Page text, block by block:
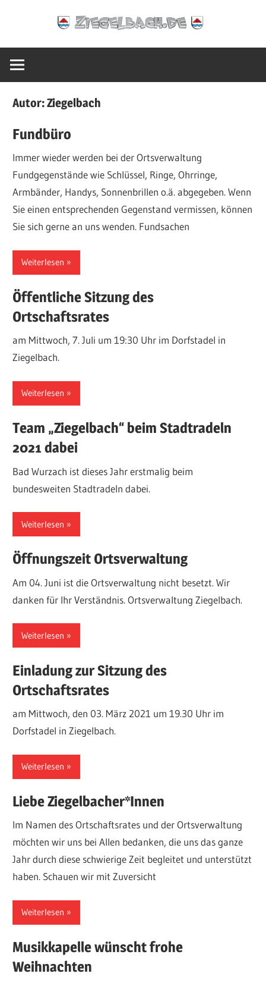
Ziegelbach.de
Autor:Ziegelbach
Fundbüro
Immer wieder werden bei der Ortsverwaltung
Fundgegenstände wie Schlüssel, Ringe, Ohrringe,
Armbänder, Handys, Sonnenbrillen o.ä. abgegeben. Wenn
Sie einen entsprechenden Gegenstand vermissen, können
Sie sich gerne an uns wenden. Fundsachen
Weiterlesen
Öffentliche Sitzung des
Ortschaftsrates
am Mittwoch, 7. Juli um 19:30 Uhr im Dorfstadel in
Ziegelbach.
Weiterlesen
Team „Ziegelbach“ beim Stadtradeln
2021 dabei
Bad Wurzach ist dieses Jahr erstmalig beim
bundesweiten Stadtradeln dabei.
Weiterlesen
Öffnungszeit Ortsverwaltung
Am 04. Juni ist die Ortsverwaltung nicht besetzt. Wir
danken für Ihr Verständnis. Ortsverwaltung Ziegelbach.
Weiterlesen
Einladung zur Sitzung des
Ortschaftsrates
am Mittwoch, den 03. März 2021 um 19.30 Uhr im
Dorfstadel in Ziegelbach.
Weiterlesen
Liebe Ziegelbacher*Innen
Im Namen des Ortschaftsrates und der Ortsverwaltung
möchten wir uns bei Allen bedanken, die uns das ganze
Jahr durch diese schwierige Zeit begleitet und unterstützt
haben. Schauen wir mit Zuversicht
Weiterlesen
Musikkapelle wünscht frohe
Weihnachten